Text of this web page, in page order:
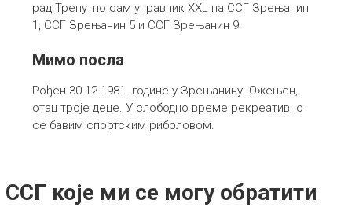
рад.Тренутно сам управник XXL на ССГ Зрењанин
1, ССГ Зрењанин 5 и ССГ Зрењанин 9.
Мимо посла
Рођен 30.12.1981. године у Зрењанину. Ожењен,
отац троје деце. У слободно време рекреативно
се бавим спортским риболовом.
ССГ које ми се могу обратити